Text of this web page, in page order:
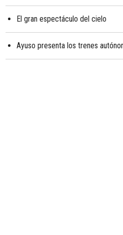
El gran espectáculo del cielo
Ayuso presenta los trenes